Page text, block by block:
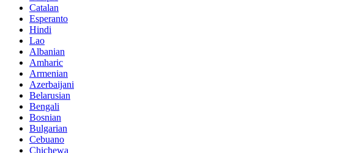
Catalan
Esperanto
Hindi
Lao
Albanian
Amharic
Armenian
Azerbaijani
Belarusian
Bengali
Bosnian
Bulgarian
Cebuano
Chichewa